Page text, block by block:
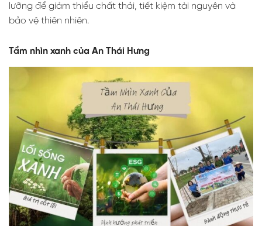
lưỡng để giảm thiểu chất thải, tiết kiệm tài nguyên và
bảo vệ thiên nhiên.
Tầm nhìn xanh của An Thái Hưng